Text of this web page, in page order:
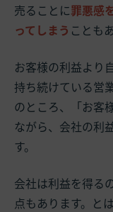
売ることに罪悪感
ってしまう ことも
お客様の利益より
持ち続けている営
のところ、「お客
ながら、会社の利
す。
会社は利益を得る
点もあります。と